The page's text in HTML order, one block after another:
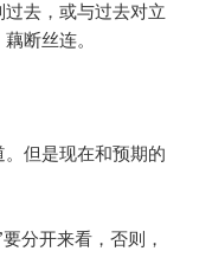
去，或与过去对立
断丝连。
但是现在和预期的
分开来看，否则，